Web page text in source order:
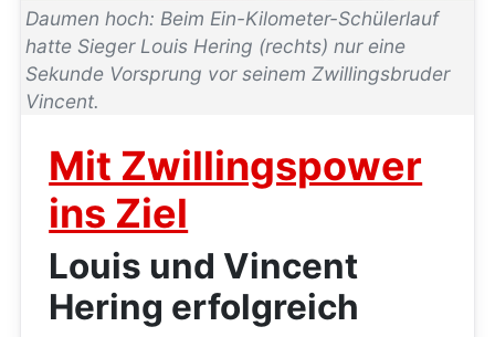
Daumen hoch: Beim Ein-Kilometer-Schülerlauf
hatte Sieger Louis Hering (rechts) nur eine
Sekunde Vorsprung vor seinem Zwillingsbruder
Vincent.
Mit Zwillingspower
ins Ziel
Louis und Vincent
Hering erfolgreich